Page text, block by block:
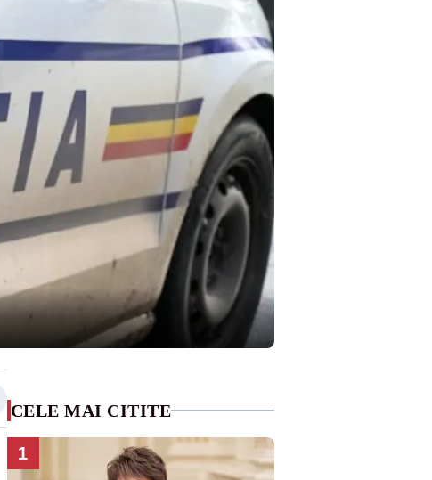
CELE MAI CITITE
1